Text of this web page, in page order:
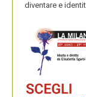
diventare e